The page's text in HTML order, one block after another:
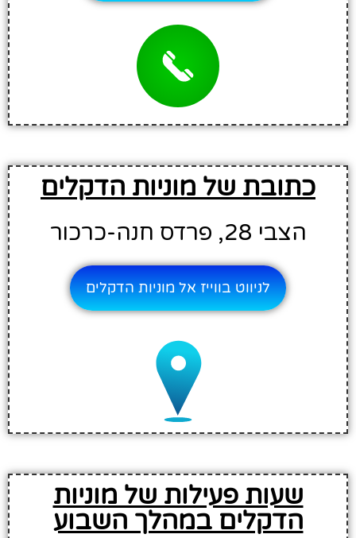
כתובת של מוניות הדקלים
הצבי 28, פרדס חנה-כרכור
לניווט בווייז אל מוניות הדקלים
שעות פעילות של מוניות
הדקלים במהלך השבוע